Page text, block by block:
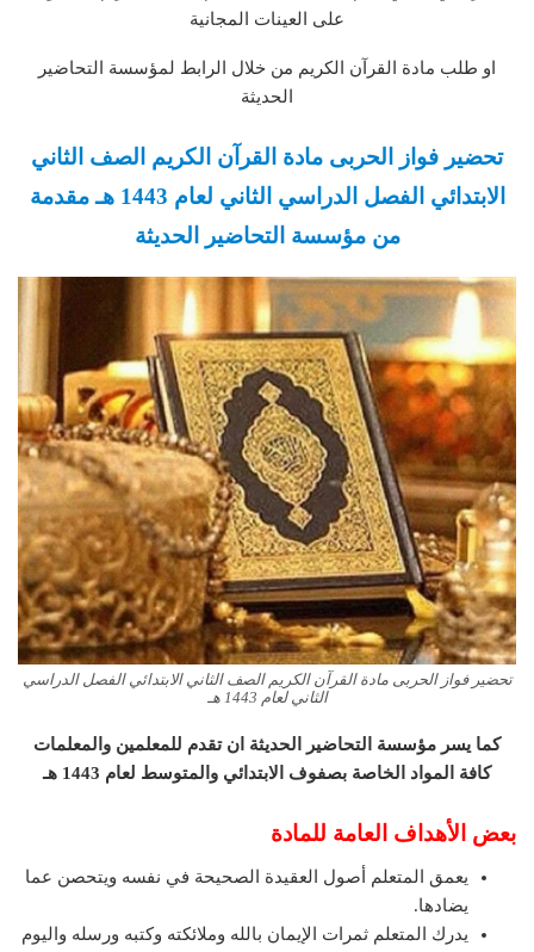
على العينات المجانية
او طلب مادة القرآن الكريم من خلال الرابط لمؤسسة التحاضير
الحديثة
تحضير فواز الحربى مادة القرآن الكريم الصف الثاني
الابتدائي الفصل الدراسي الثاني لعام 1443 هـ مقدمة
من مؤسسة التحاضير الحديثة
تحضير فواز الحربى مادة القرآن الكريم الصف الثاني الابتدائي الفصل الدراسي
الثاني لعام 1443 هـ
كما يسر مؤسسة التحاضير الحديثة ان تقدم للمعلمين والمعلمات
كافة المواد الخاصة بصفوف الابتدائي والمتوسط لعام 1443 هـ
بعض الأهداف العامة للمادة
يعمق المتعلم أصول العقيدة الصحيحة في نفسه ويتحصن عما
يضادها.
يدرك المتعلم ثمرات الإيمان بالله وملائكته وكتبه ورسله واليوم